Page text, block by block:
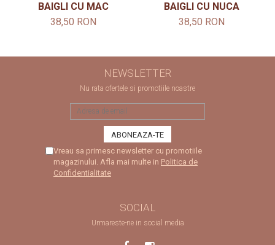
BAIGLI CU MAC
38,50 RON
BAIGLI CU NUCA
38,50 RON
NEWSLETTER
Nu rata ofertele si promotiile noastre
Vreau sa primesc newsletter cu promotiile
magazinului. Afla mai multe in Politica de
Confidentialitate
SOCIAL
Urmareste-ne in social media